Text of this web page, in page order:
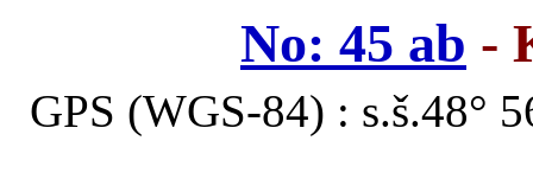
No: 45 ab -
GPS (WGS-84) : s.š.48°